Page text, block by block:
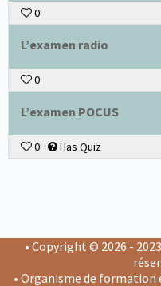
0
L’examen radio
0
L’examen POCUS
0 Has Quiz
• Copyright © 2026 -
• Organisme de